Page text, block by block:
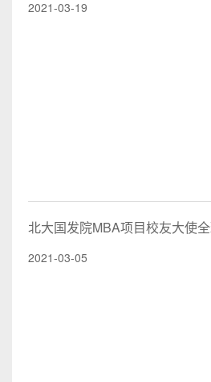
2021-03-19
北大国发院MBA项目校友大使
2021-03-05